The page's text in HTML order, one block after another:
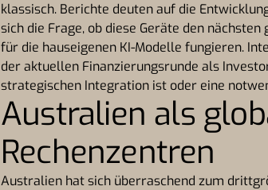
klassisch. Berichte deuten auf die
sich die Frage, ob diese Geräte den
für die hauseigenen KI-Modelle fungieren.
der aktuellen Finanzierungsrunde als
strategischen Integration ist oder eine
Australien als
Rechenzentren
Australien hat sich überraschend zum